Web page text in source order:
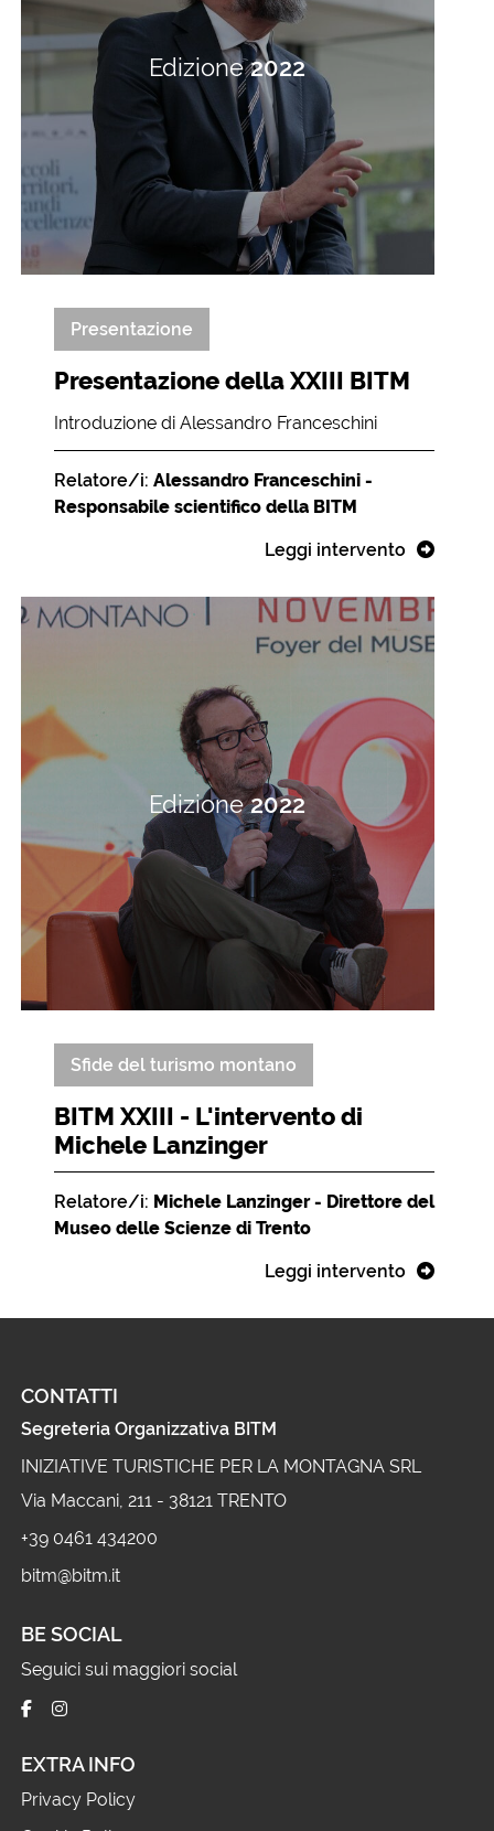
Edizione2022
Presentazione
Presentazione della XXIII BITM
Introduzione di Alessandro Franceschini
Relatore/i: Alessandro Franceschini -
Responsabile scientifico della BITM
Leggi intervento
Edizione2022
Sfide del turismo montano
BITM XXIII - L'intervento di
Michele Lanzinger
Relatore/i: Michele Lanzinger - Direttore del
Museo delle Scienze di Trento
Leggi intervento
CONTATTI
Segreteria Organizzativa BITM
INIZIATIVE TURISTICHE PER LA MONTAGNA SRL
Via Maccani, 211 - 38121 TRENTO
+39 0461 434200
bitm@bitm.it
BE SOCIAL
Seguici sui maggiori social
EXTRA INFO
Privacy Policy